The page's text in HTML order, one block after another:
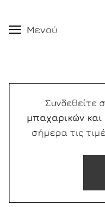
Μενού
Συνδεθείτε
μπαχαρικών
σήμερα τις